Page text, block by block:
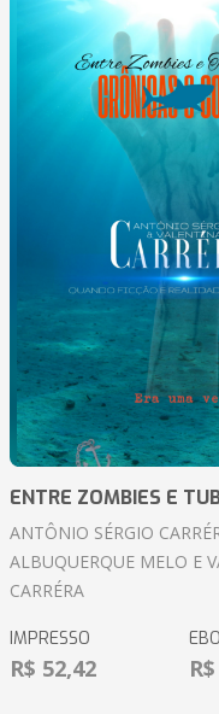
ENTRE ZOMBIES E
ANTÔNIO SÉRGIO
ALBUQUERQUE MELO E
CARRÉRA
IMPRESSO
R$ 52,42